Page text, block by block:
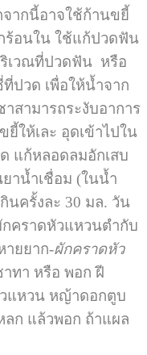
จากนี้อาจใช้ก้านขยี้
ร้อนใน ใช้แก้ปวดฟัน
เวณที่ปวดฟัน หรือ
ปวด เพื่อให้น้ำจาก
สามารถระงับอาการ
ให้เละ อุดเข้าไปใน
แก้หลอดลมอักเสบ
าน้ำเชื่อม (ในน้ำ
นครั้งละ 30 มล. วัน
คราดหัวแหวนตำกับ
ายยาก-ผักคราดหัว
ทา หรือ พอก ฝี
แหวน หญ้าดอกตูบ
ลก แล้วพอก ถ้าแผล